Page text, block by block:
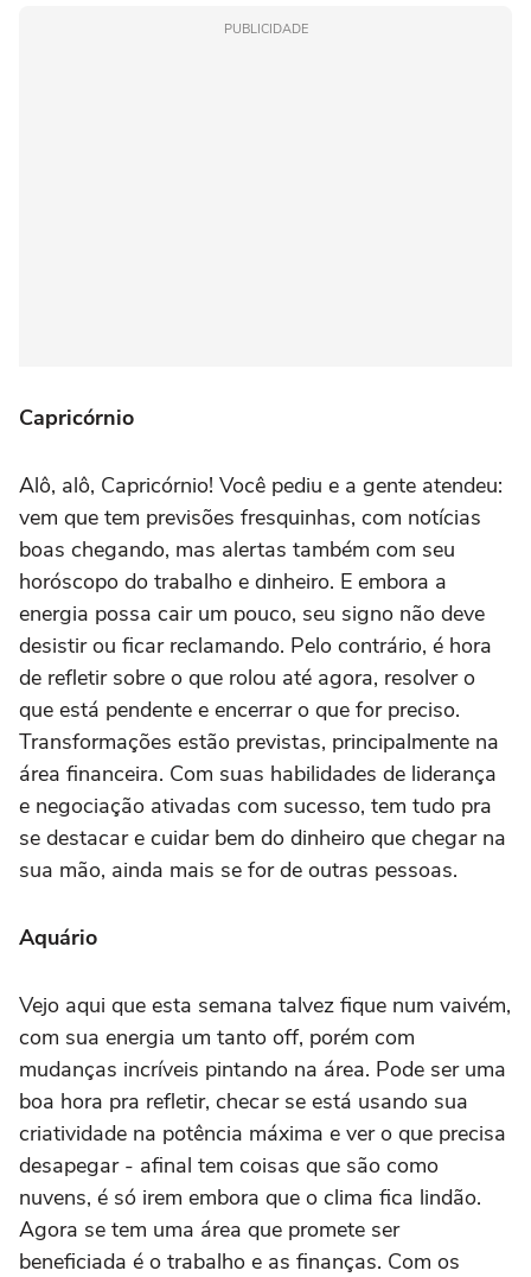
PUBLICIDADE
Capricórnio
Alô, alô, Capricórnio! Você pediu e a gente atendeu:
vem que tem previsões fresquinhas, com notícias
boas chegando, mas alertas também com seu
horóscopo do trabalho e dinheiro. E embora a
energia possa cair um pouco, seu signo não deve
desistir ou ficar reclamando. Pelo contrário, é hora
de refletir sobre o que rolou até agora, resolver o
que está pendente e encerrar o que for preciso.
Transformações estão previstas, principalmente na
área financeira. Com suas habilidades de liderança
e negociação ativadas com sucesso, tem tudo pra
se destacar e cuidar bem do dinheiro que chegar na
sua mão, ainda mais se for de outras pessoas.
Aquário
Vejo aqui que esta semana talvez fique num vaivém,
com sua energia um tanto off, porém com
mudanças incríveis pintando na área. Pode ser uma
boa hora pra refletir, checar se está usando sua
criatividade na potência máxima e ver o que precisa
desapegar - afinal tem coisas que são como
nuvens, é só irem embora que o clima fica lindão.
Agora se tem uma área que promete ser
beneficiada é o trabalho e as finanças. Com os